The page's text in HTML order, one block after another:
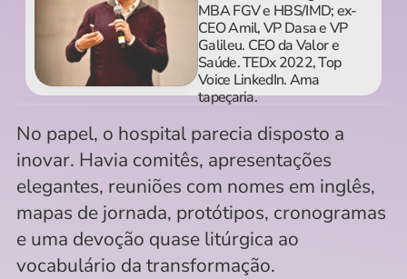
MBA FGV e HBS/IMD; ex-
CEO Amil, VP Dasa e VP
Galileu. CEO da Valor e
Saúde. TEDx 2022, Top
Voice LinkedIn. Ama
tapeçaria.
No papel, o hospital parecia disposto a
inovar. Havia comitês, apresentações
elegantes, reuniões com nomes em inglês,
mapas de jornada, protótipos, cronogramas
e uma devoção quase litúrgica ao
vocabulário da transformação.